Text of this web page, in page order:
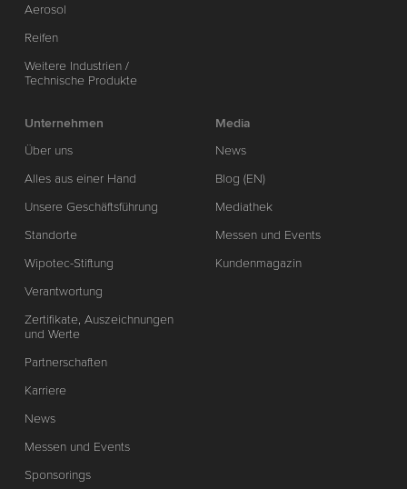
Aerosol
Reifen
Weitere Industrien /
Technische Produkte
Unternehmen
Über uns
Alles aus einer Hand
Unsere Geschäftsführung
Standorte
Wipotec-Stiftung
Verantwortung
Zertifikate, Auszeichnungen
und Werte
Partnerschaften
Karriere
News
Messen und Events
Sponsorings
Media
News
Blog (EN)
Mediathek
Messen und Events
Kundenmagazin